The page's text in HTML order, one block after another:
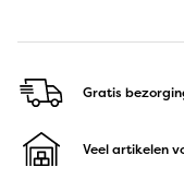
Gratis
Veel artikelen